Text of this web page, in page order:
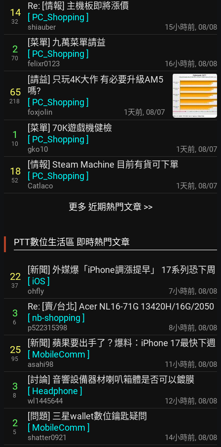
14
32
Re: [情報] 主機板即將漲價
[ PC_Shopping ]
shiauber 15小時前, 08/08
2
70
[菜單] 九萬菜單請益
[ PC_Shopping ]
felixr0123 16小時前, 08/08
65
218
[請益] 只玩4K大作 有必要升級AM5
嗎?
[ PC_Shopping ]
foxjolin 1天前, 08/07
1
10
[菜單] 70K遊戲機健檢
[ PC_Shopping ]
gko10 1天前, 08/07
18
52
[情報] Steam Machine 目前有貨可下單
[ PC_Shopping ]
Catlaco 1天前, 08/07
更多 近期熱門文章 >>
PTT數位生活區 即時熱門文章
22
37
[新聞] 外媒爆「iPhone調漲提早」 17系列恐下周
[ iOS ]
ohfly 7小時前, 08/08
3
6
Re: [賣/台北] Acer NL16-71G 13420H/16G/2050
[ nb-shopping ]
p522315398 8小時前, 08/08
25
95
[新聞] 蘋果要出手了？爆料：iPhone 17最快下週
[ MobileComm ]
asahi98 11小時前, 08/08
3
8
[討論] 音響設備器材喇叭箱體是否可以鍍膜
[ Headphone ]
wl1445644 12小時前, 08/08
2
5
[問題] 三星wallet數位鑰匙疑問
[ MobileComm ]
shatter0921 14小時前, 08/08